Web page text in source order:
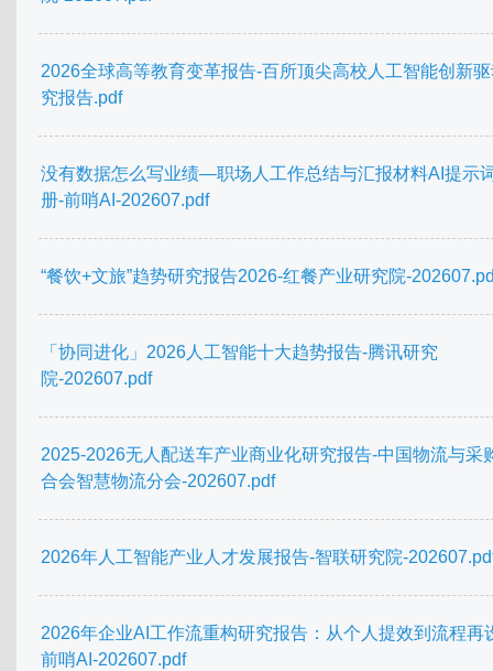
2026全球高等教育变革报告-百所顶尖高校人工智能创新
究报告.pdf
没有数据怎么写业绩—职场人工作总结与汇报材料AI提示
册-前哨AI-202607.pdf
“餐饮+文旅”趋势研究报告2026-红餐产业研究院-
「协同进化」2026人工智能十大趋势报告-腾讯研究
院-202607.pdf
2025-2026无人配送车产业商业化研究报告-中国物流与采
合会智慧物流分会-202607.pdf
2026年人工智能产业人才发展报告-智联研究院-
2026年企业AI工作流重构研究报告：从个人提效到流程再
前哨AI-202607.pdf